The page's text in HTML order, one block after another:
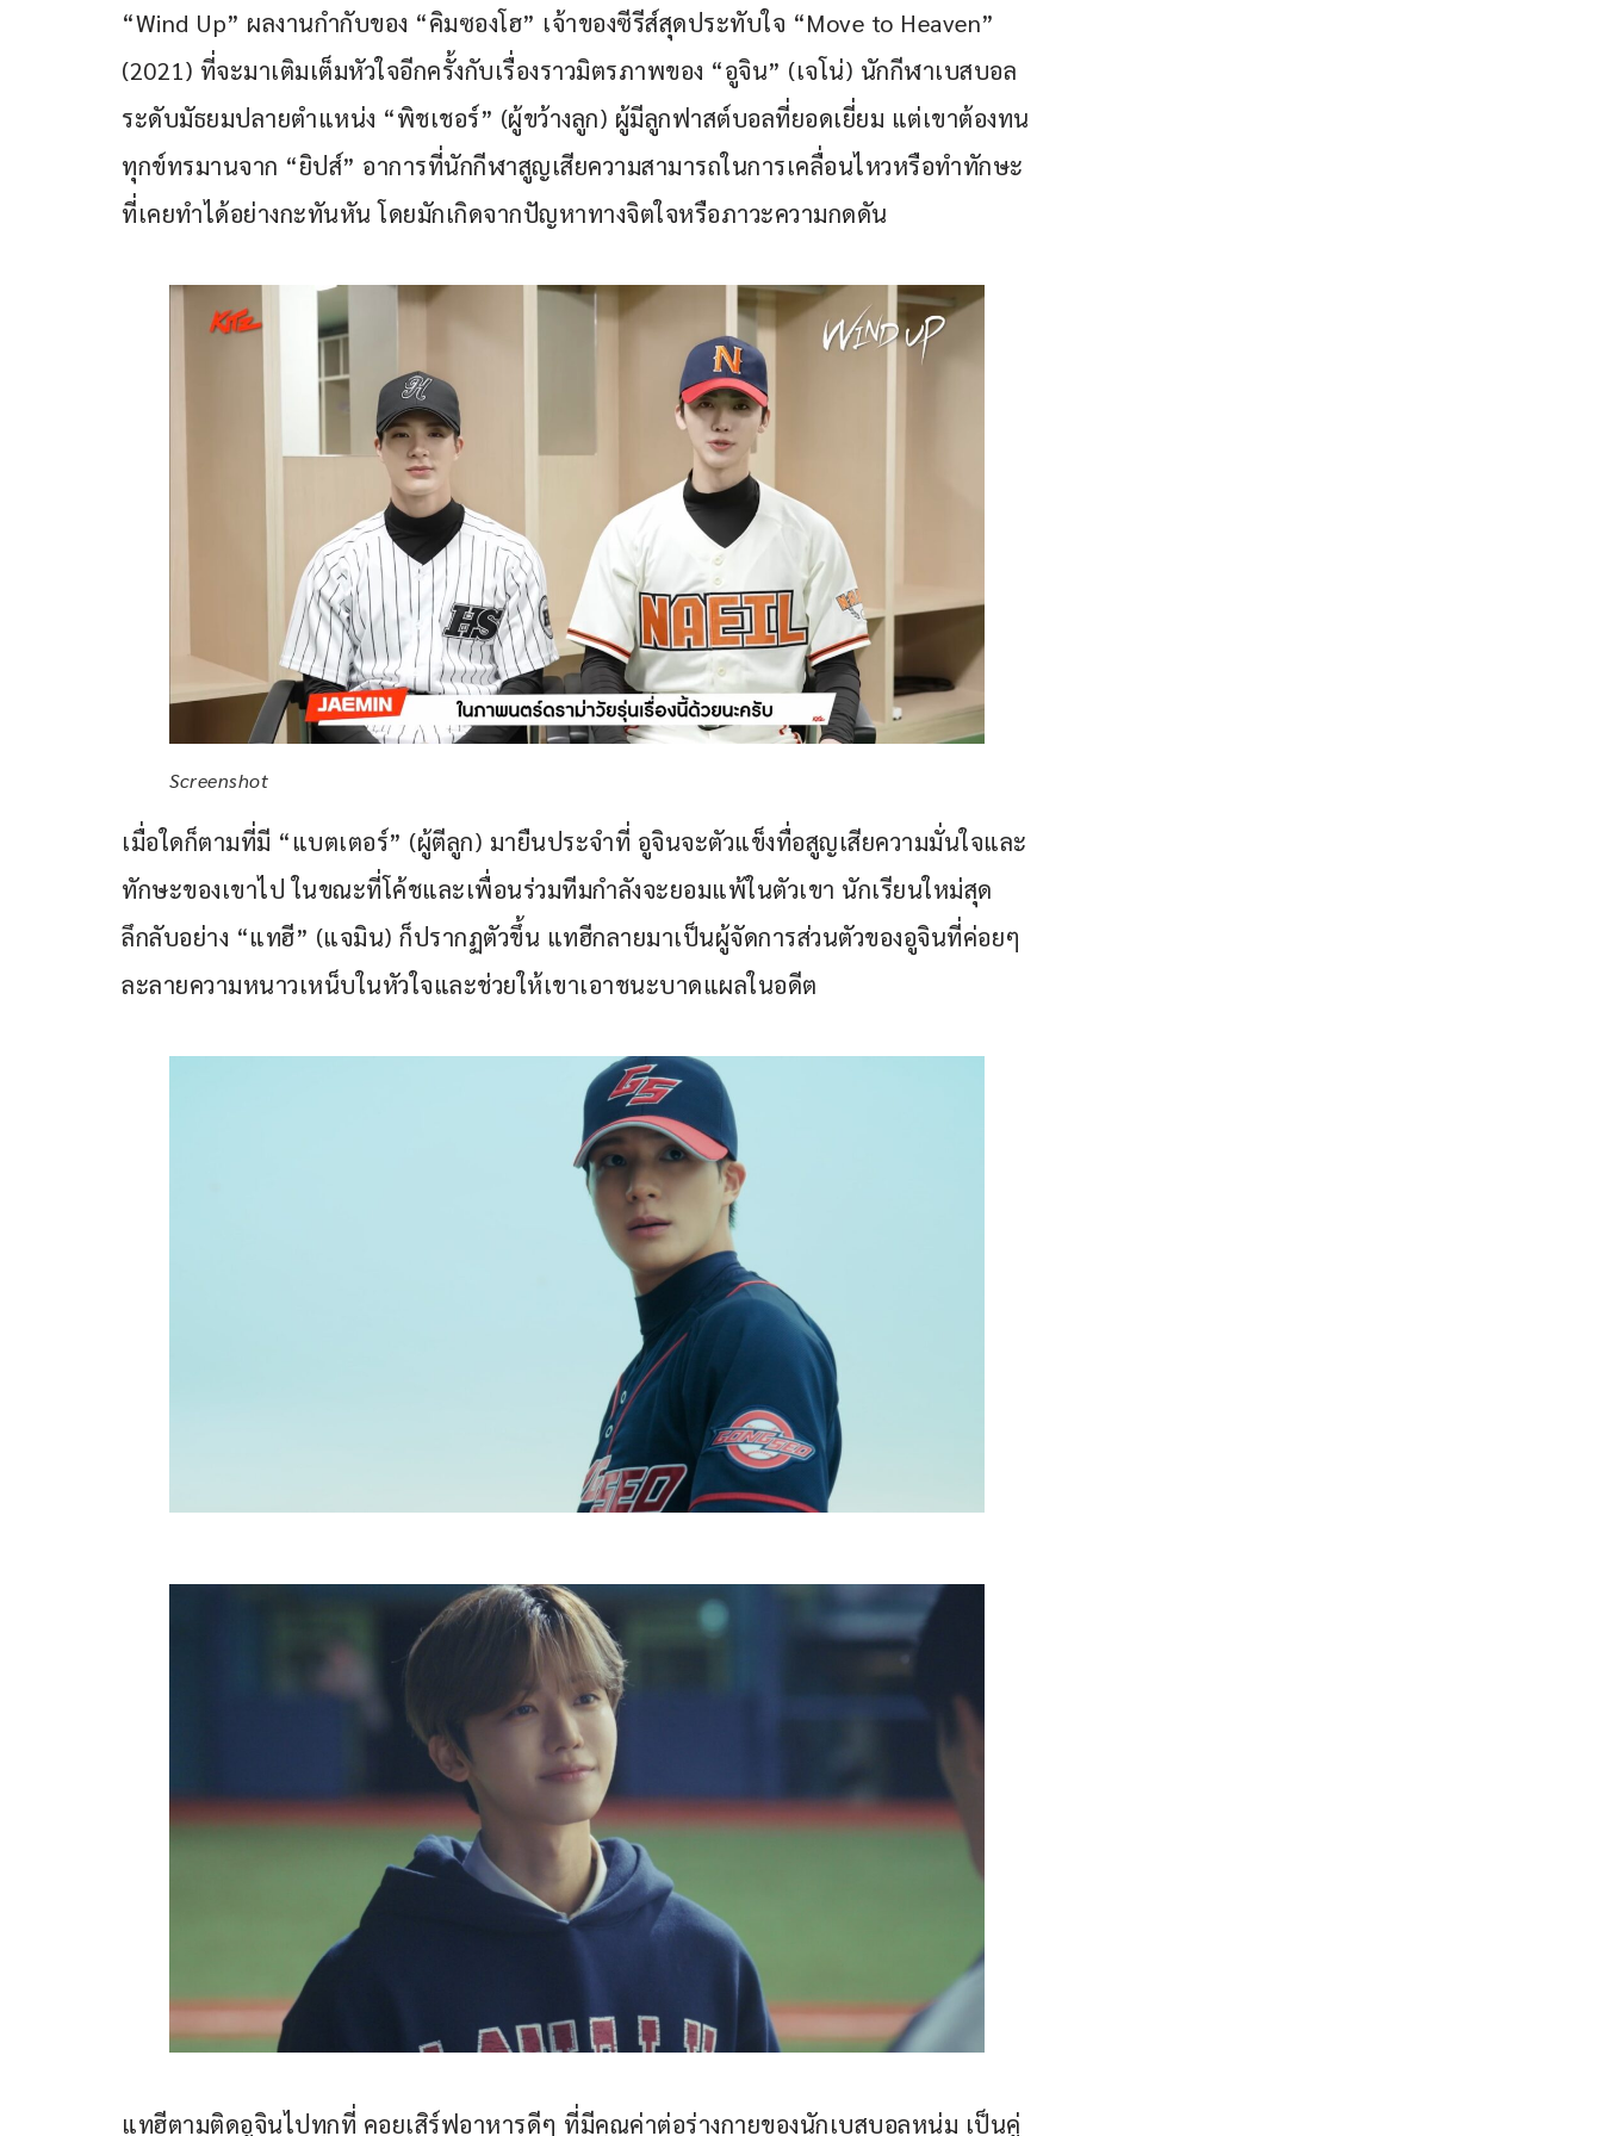
“Wind Up” ผลงานกำกับของ “คิมซองโฮ” เจ้าของซีรีส์สุดประทับใจ “Move to Heaven”
(2021) ที่จะมาเติมเต็มหัวใจอีกครั้งกับเรื่องราวมิตรภาพของ “อูจิน” (เจโน่) นักกีฬาเบสบอล
ระดับมัธยมปลายตำแหน่ง “พิชเชอร์” (ผู้ขว้างลูก) ผู้มีลูกฟาสต์บอลที่ยอดเยี่ยม แต่เขาต้องทน
ทุกข์ทรมานจาก “ยิปส์” อาการที่นักกีฬาสูญเสียความสามารถในการเคลื่อนไหวหรือทำทักษะ
ที่เคยทำได้อย่างกะทันหัน โดยมักเกิดจากปัญหาทางจิตใจหรือภาวะความกดดัน
Screenshot
เมื่อใดก็ตามที่มี “แบตเตอร์” (ผู้ตีลูก) มายืนประจำที่ อูจินจะตัวแข็งทื่อสูญเสียความมั่นใจและ
ทักษะของเขาไป ในขณะที่โค้ชและเพื่อนร่วมทีมกำลังจะยอมแพ้ในตัวเขา นักเรียนใหม่สุด
ลึกลับอย่าง “แทฮี” (แจมิน) ก็ปรากฏตัวขึ้น แทฮีกลายมาเป็นผู้จัดการส่วนตัวของอูจินที่ค่อยๆ
ละลายความหนาวเหน็บในหัวใจและช่วยให้เขาเอาชนะบาดแผลในอดีต
แทฮีตามติดอูจินไปทุกที่ คอยเสิร์ฟอาหารดีๆ ที่มีคุณค่าต่อร่างกายของนักเบสบอลหนุ่ม เป็นคู่